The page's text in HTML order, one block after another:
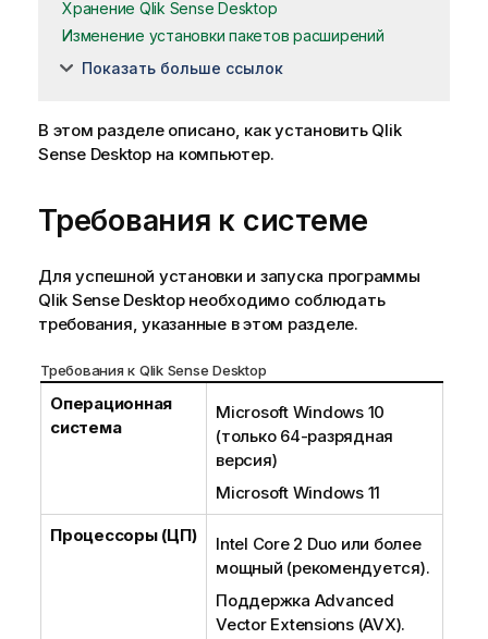
Хранение Qlik Sense Desktop
Изменение установки пакетов расширений
Показать больше ссылок
В этом разделе описано, как установить Qlik
Sense Desktopна компьютер.
Требования к системе
Для успешной установки и запуска программы
Qlik Sense Desktopнеобходимо соблюдать
требования, указанные в этом разделе.
Требования к Qlik Sense Desktop
Операционная
система
Microsoft Windows10
(только 64-разрядная
версия)
Microsoft Windows11
Процессоры (ЦП)
Intel Core 2 Duo или более
мощный (рекомендуется).
Поддержка Advanced
Vector Extensions (AVX).